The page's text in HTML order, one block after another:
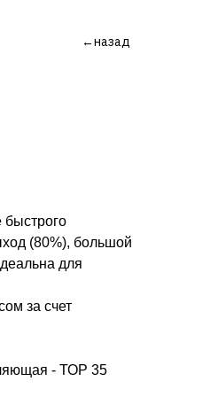
←назад
(80%), большой
для
за счет
- ТОР 35